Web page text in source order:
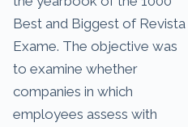
Best and Biggest of Revista
Exame. The objective was
to examine whether
companies in which
employees assess with